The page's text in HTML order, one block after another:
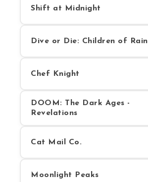
Shift at Midnight
Dive or Die: Children of Rain
Chef Knight
DOOM: The Dark Ages -
Revelations
Cat Mail Co.
Moonlight Peaks